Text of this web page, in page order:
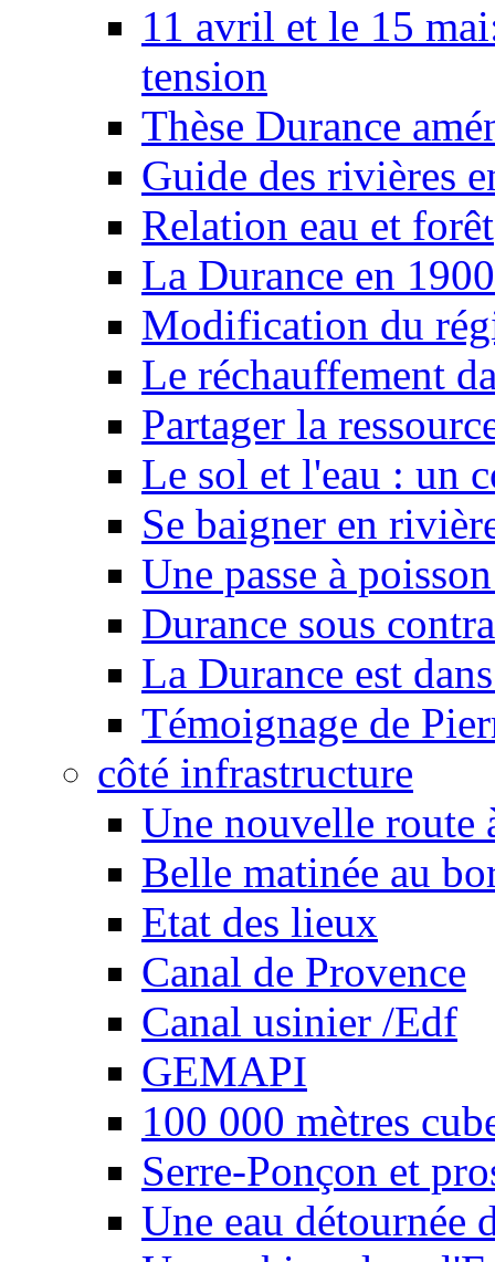
11 avril et le 15
tension
Thèse Durance
Guide des rivières
Relation eau et forêt
La Durance en 1900
Modification du
Le réchauffement
Partager la
Le sol et l'eau : un
Se baigner en
Une passe à
Durance sous
La Durance est
Témoignage de
côté infrastructure
Une nouvelle route
Belle matinée au
Etat des lieux
Canal de Provence
Canal usinier /Edf
GEMAPI
100 000 mètres
Serre-Ponçon et
Une eau détournée